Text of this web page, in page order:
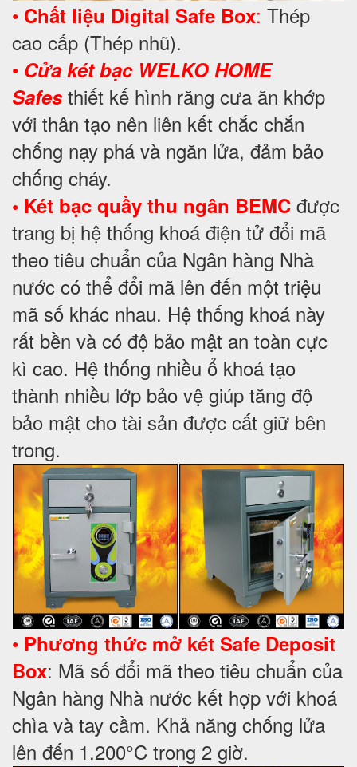
• Chất liệu Digital Safe Box: Thép
cao cấp (Thép nhũ).
• Cửa két bạc WELKO HOME
Safes thiết kế hình răng cưa ăn khớp
với thân tạo nên liên kết chắc chắn
chống nạy phá và ngăn lửa, đảm bảo
chống cháy.
• Két bạc quầy thu ngân BEMC được
trang bị hệ thống khoá điện tử đổi mã
theo tiêu chuẩn của Ngân hàng Nhà
nước có thể đổi mã lên đến một triệu
mã số khác nhau. Hệ thống khoá này
rất bền và có độ bảo mật an toàn cực
kì cao. Hệ thống nhiều ổ khoá tạo
thành nhiều lớp bảo vệ giúp tăng độ
bảo mật cho tài sản được cất giữ bên
trong.
• Phương thức mở két Safe Deposit
Box: Mã số đổi mã theo tiêu chuẩn của
Ngân hàng Nhà nước kết hợp với khoá
chìa và tay cầm. Khả năng chống lửa
lên đến 1.200°C trong 2 giờ.